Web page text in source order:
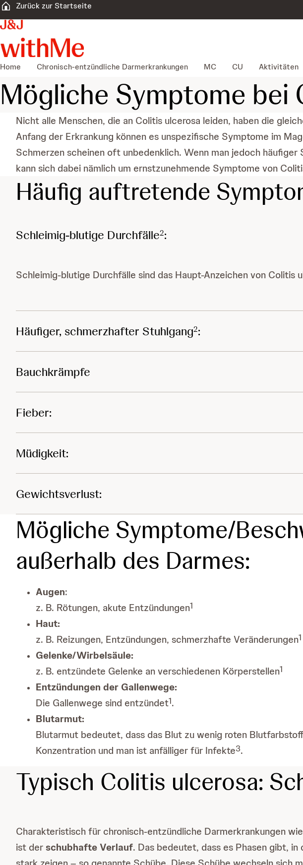
Zurück zur Startseite
Home Chronisch-entzündliche Darmerkrankungen MC CU Aktivitäten
Mögliche Symptome bei
Nicht alle Menschen, die an Colitis ulcerosa leiden, haben die
Anfang der Erkrankung können es unspezifische Symptome im
Schmerzen scheinen oft unbedenklich. Wenn man jedoch
kann sich dabei nämlich um ernstzunehmende Symptome von
Häufig auftretende
Schleimig-blutige Durchfälle2:
Schleimig-blutige Durchfälle sind das Haupt-Anzeichen von Colitis
Häufiger, schmerzhafter Stuhlgang2:
Bauchkrämpfe
Fieber:
Müdigkeit:
Gewichtsverlust:
Mögliche Symptome/
außerhalb des Darmes:
Augen:
z. B. Rötungen, akute Entzündungen1
Haut:
z. B. Reizungen, Entzündungen, schmerzhafte Veränderungen1
Gelenke/Wirbelsäule:
z. B. entzündete Gelenke an verschiedenen Körperstellen1
Entzündungen der Gallenwege:
Die Gallenwege sind entzündet1.
Blutarmut:
Blutarmut bedeutet, dass das Blut zu wenig roten
Konzentration und man ist anfälliger für Infekte3.
Typisch Colitis ulcerosa:
Charakteristisch für chronisch-entzündliche Darmerkrankungen
ist derschubhafte Verlauf. Das bedeutet, dass es Phasen gibt,